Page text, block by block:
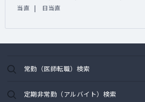
当直
日当直
常勤（医師転職）検索
定期非常勤（アルバイト）検索